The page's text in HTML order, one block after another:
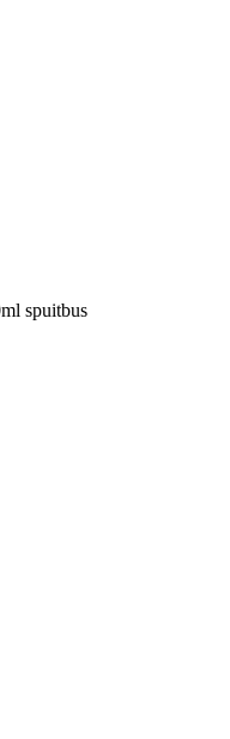
spuitbus